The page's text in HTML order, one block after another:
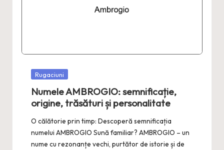
Posted
Rugaciuni
Numele AMBROGIO: semnificație,
origine, trăsături și personalitate
O călătorie prin timp: Descoperă semnificația
numelui AMBROGIO Sună familiar? AMBROGIO – un
nume cu rezonanțe vechi, purtător de istorie și de